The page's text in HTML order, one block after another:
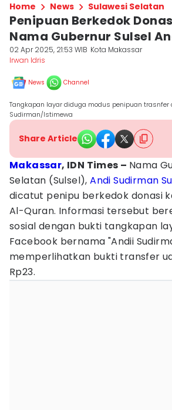
Home News Sulawesi Selatan
Penipuan Berkedok
Nama Gubernur Sulsel
02 Apr 2025, 21:53 WIB Kota Makassar
Irwan Idris
News Channel
Tangkapan layar diduga modus penipuan trasnfer
Sudirman/Istimewa
Share Article
Makassar, IDN Times – Nama
Selatan (Sulsel),Andi Sudirman
dicatut penipu berkedok donasi
Al-Quran. Informasi tersebut
sosial dengan bukti tangkapan
Facebook bernama "Andii
memperlihatkan bukti transfer
Rp23.